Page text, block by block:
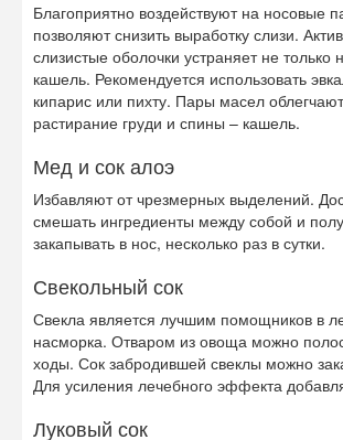
Благоприятно воздействуют на носовые
позволяют снизить выработку слизи.
слизистые оболочки устраняет не только
кашель. Рекомендуется использовать
кипарис или пихту. Пары масел
растирание груди и спины – кашель.
Мед и сок алоэ
Избавляют от чрезмерных выделений.
смешать ингредиенты между собой и
закапывать в нос, несколько раз в сутки.
Свекольный сок
Свекла является лучшим помощников в
насморка. Отваром из овоща можно
ходы. Сок забродившей свеклы можно
Для усиления лечебного эффекта
Луковый сок